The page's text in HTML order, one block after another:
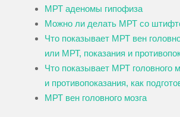
МРТ аденомы гипофиза
Можно ли делать МРТ со
Что показывает МРТ вен
или МРТ, показания и
Что показывает МРТ головного
и противопоказания, как
МРТ вен головного мозга